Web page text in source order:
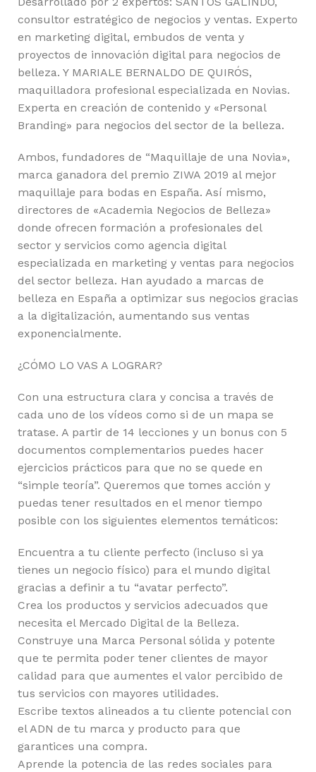
consultor estratégico de negocios y ventas. Experto
en marketing digital, embudos de venta y
proyectos de innovación digital para negocios de
belleza. Y MARIALE BERNALDO DE QUIRÓS,
maquilladora profesional especializada en Novias.
Experta en creación de contenido y «Personal
Branding» para negocios del sector de la belleza.
Ambos, fundadores de “Maquillaje de una Novia»,
marca ganadora del premio ZIWA 2019 al mejor
maquillaje para bodas en España. Así mismo,
directores de «Academia Negocios de Belleza»
donde ofrecen formación a profesionales del
sector y servicios como agencia digital
especializada en marketing y ventas para negocios
del sector belleza. Han ayudado a marcas de
belleza en España a optimizar sus negocios gracias
a la digitalización, aumentando sus ventas
exponencialmente.
¿CÓMO LO VAS A LOGRAR?
Con una estructura clara y concisa a través de
cada uno de los vídeos como si de un mapa se
tratase. A partir de 14 lecciones y un bonus con 5
documentos complementarios puedes hacer
ejercicios prácticos para que no se quede en
“simple teoría”. Queremos que tomes acción y
puedas tener resultados en el menor tiempo
posible con los siguientes elementos temáticos:
Encuentra a tu cliente perfecto (incluso si ya
tienes un negocio físico) para el mundo digital
gracias a definir a tu “avatar perfecto”.
Crea los productos y servicios adecuados que
necesita el Mercado Digital de la Belleza.
Construye una Marca Personal sólida y potente
que te permita poder tener clientes de mayor
calidad para que aumentes el valor percibido de
tus servicios con mayores utilidades.
Escribe textos alineados a tu cliente potencial con
el ADN de tu marca y producto para que
garantices una compra.
Aprende la potencia de las redes sociales para